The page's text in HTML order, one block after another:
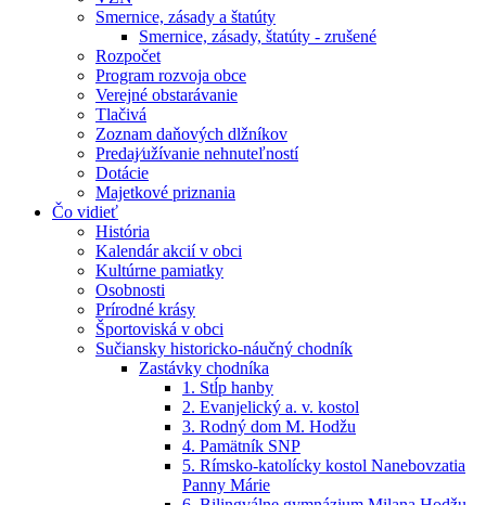
Smernice, zásady a štatúty
Smernice, zásady, štatúty - zrušené
Rozpočet
Program rozvoja obce
Verejné obstarávanie
Tlačivá
Zoznam daňových dlžníkov
Predaj⁄užívanie nehnuteľností
Dotácie
Majetkové priznania
Čo vidieť
História
Kalendár akcií v obci
Kultúrne pamiatky
Osobnosti
Prírodné krásy
Športoviská v obci
Sučiansky historicko-náučný chodník
Zastávky chodníka
1. Stĺp hanby
2. Evanjelický a. v. kostol
3. Rodný dom M. Hodžu
4. Pamätník SNP
5. Rímsko-katolícky kostol Nanebovzatia
Panny Márie